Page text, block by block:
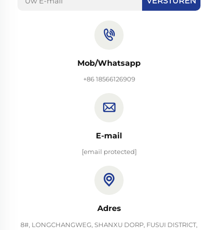
Mob/Whatsapp
+86 18566126909
E-mail
[email protected]
Adres
8#, LONGCHANGWEG, SHANXU DORP, FUSUI DISTRICT,